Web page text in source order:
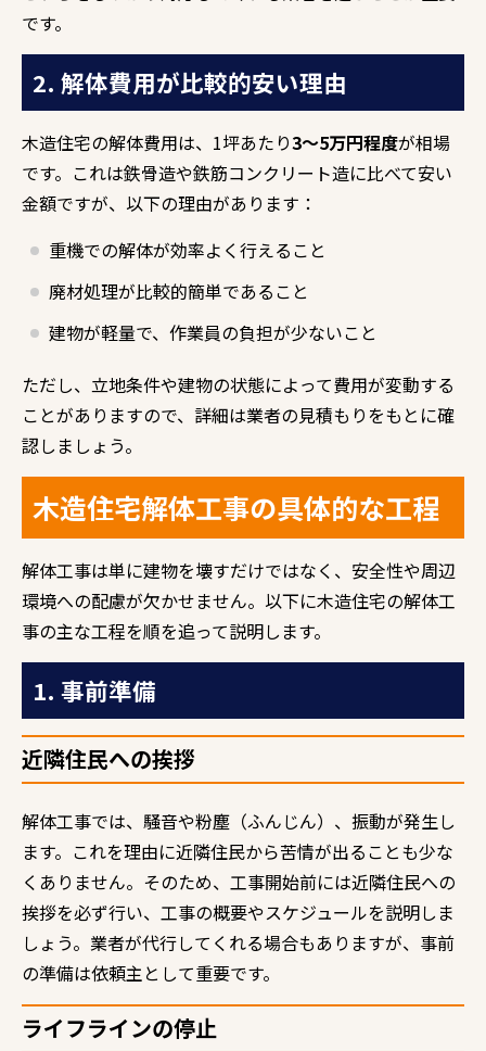
です。
2. 解体費用が比較的安い理由
木造住宅の解体費用は、1坪あたり3～5万円程度が相場
です。これは鉄骨造や鉄筋コンクリート造に比べて安い
金額ですが、以下の理由があります：
重機での解体が効率よく行えること
廃材処理が比較的簡単であること
建物が軽量で、作業員の負担が少ないこと
ただし、立地条件や建物の状態によって費用が変動する
ことがありますので、詳細は業者の見積もりをもとに確
認しましょう。
木造住宅解体工事の具体的な工程
解体工事は単に建物を壊すだけではなく、安全性や周辺
環境への配慮が欠かせません。以下に木造住宅の解体工
事の主な工程を順を追って説明します。
1. 事前準備
近隣住民への挨拶
解体工事では、騒音や粉塵（ふんじん）、振動が発生し
ます。これを理由に近隣住民から苦情が出ることも少な
くありません。そのため、工事開始前には近隣住民への
挨拶を必ず行い、工事の概要やスケジュールを説明しま
しょう。業者が代行してくれる場合もありますが、事前
の準備は依頼主として重要です。
ライフラインの停止